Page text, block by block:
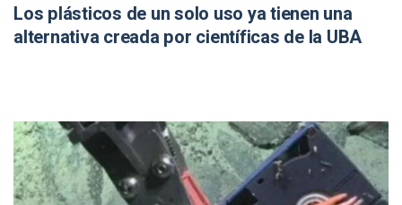
Los plásticos de un solo uso ya tienen una
alternativa creada por científicas de la UBA